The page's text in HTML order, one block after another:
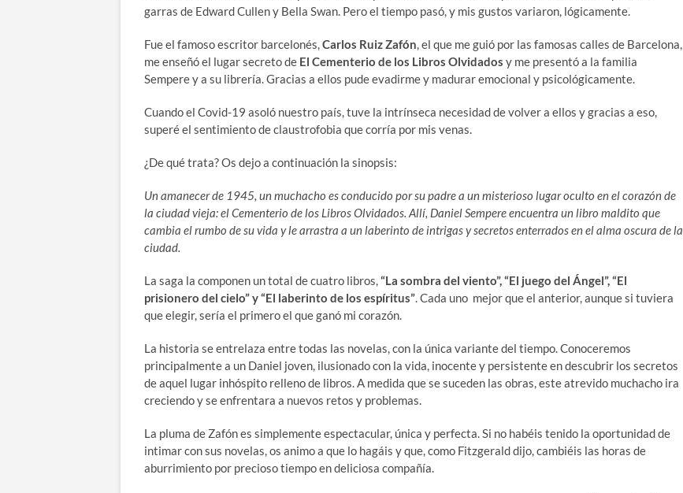
garras de Edward Cullen y Bella Swan. Pero el tiempo pasó, y mis gustos variaron, lógicamente.
Fue el famoso escritor barcelonés,Carlos Ruiz Zafón, el que me guió por las famosas calles de Barcelona,
me enseñó el lugar secreto de El Cementerio de los Libros Olvidados y me presentó a la familia
Sempere y a su librería. Gracias a ellos pude evadirme y madurar emocional y psicológicamente.
Cuando el Covid-19 asoló nuestro país, tuve la intrínseca necesidad de volver a ellos y gracias a eso,
superé el sentimiento de claustrofobia que corría por mis venas.
¿De qué trata? Os dejo a continuación la sinopsis:
Un amanecer de 1945, un muchacho es conducido por su padre a un misterioso lugar oculto en el corazón de
la ciudad vieja: el Cementerio de los Libros Olvidados. Allí, Daniel Sempere encuentra un libro maldito que
cambia el rumbo de su vida y le arrastra a un laberinto de intrigas y secretos enterrados en el alma oscura de la
ciudad.
La saga la componen un total de cuatro libros,“La sombra del viento”, “El juego del Ángel”, “El
prisionero del cielo” y “El laberinto de los espíritus”. Cada uno mejor que el anterior, aunque si tuviera
que elegir, sería el primero el que ganó mi corazón.
La historia se entrelaza entre todas las novelas, con la única variante del tiempo. Conoceremos
principalmente a un Daniel joven, ilusionado con la vida, inocente y persistente en descubrir los secretos
de aquel lugar inhóspito relleno de libros. A medida que se suceden las obras, este atrevido muchacho ira
creciendo y se enfrentara a nuevos retos y problemas.
La pluma de Zafón es simplemente espectacular, única y perfecta. Si no habéis tenido la oportunidad de
intimar con sus novelas, os animo a que lo hagáis y que, como Fitzgerald dijo, cambiéis las horas de
aburrimiento por precioso tiempo en deliciosa compañía.